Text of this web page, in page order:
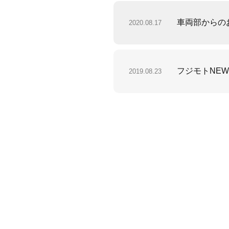
2020.08.17 車両部からの
2019.08.23 フジモト